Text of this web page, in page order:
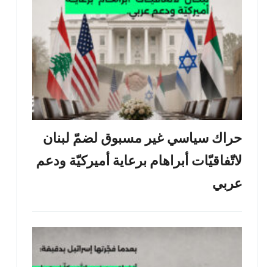
حراك سياسي غير مسبوق لضمّ لبنان
لاتّفاقيّات أبراهام برعاية أميركيّة ودعم
عربي